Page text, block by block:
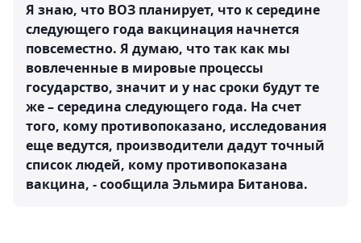
Я знаю, что ВОЗ планирует, что к середине
следующего года вакцинация начнется
повсеместно. Я думаю, что так как мы
вовлеченные в мировые процессы
государство, значит и у нас сроки будут те
же – середина следующего года. На счет
того, кому противопоказано, исследования
еще ведутся, производители дадут точный
список людей, кому противопоказана
вакцина, - сообщила Эльмира Битанова.